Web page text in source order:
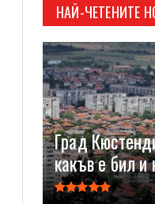
НАЙ-ЧЕТЕНИТЕ
Град
какъв е бил и